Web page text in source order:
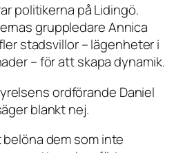
politikerna på Lidingö.
gruppledare Annica
stadsvillor – lägenheter i
– för att skapa dynamik.
ordförande Daniel
blankt nej.
belöna dem som inte